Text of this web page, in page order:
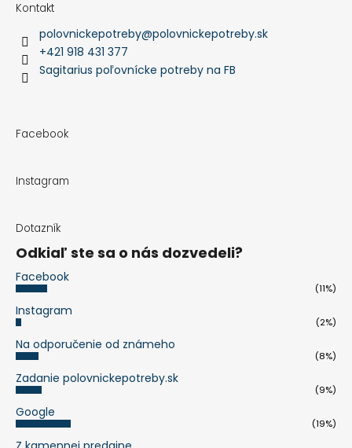
Kontakt
polovnickepotreby@polovnickepotreby.sk
+421 918 431 377
Sagitarius poľovnícke potreby na FB
Facebook
Instagram
Dotazník
Odkiaľ ste sa o nás dozvedeli?
Facebook
(11%)
Instagram
(2%)
Na odporučenie od známeho
(8%)
Zadanie polovnickepotreby.sk
(9%)
Google
(19%)